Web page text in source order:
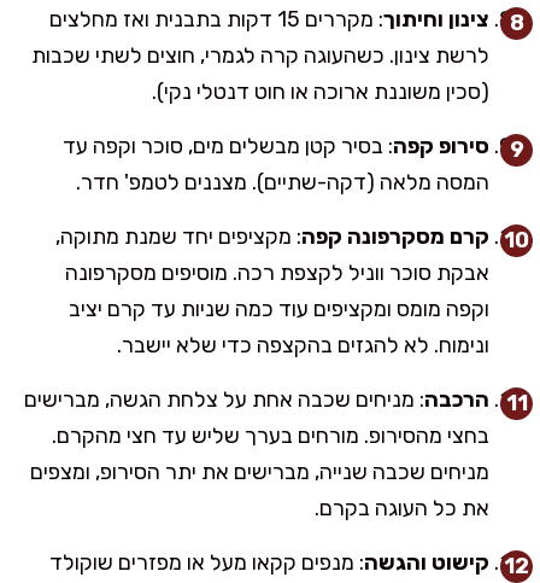
צינון וחיתוך
: מקררים 15 דקות בתבנית ואז מחלצים
לרשת צינון. כשהעוגה קרה לגמרי, חוצים לשתי שכבות
(סכין משוננת ארוכה או חוט דנטלי נקי).
סירופ קפה: בסיר קטן מבשלים מים, סוכר וקפה עד
המסה מלאה (דקה-שתיים). מצננים לטמפ' חדר.
קרם מסקרפונה קפה: מקציפים יחד שמנת מתוקה,
אבקת סוכר ווניל לקצפת רכה. מוסיפים מסקרפונה
וקפה מומס ומקציפים עוד כמה שניות עד קרם יציב
ונימוח. לא להגזים בהקצפה כדי שלא יישבר.
הרכבה: מניחים שכבה אחת על צלחת הגשה, מברישים
בחצי מהסירופ. מורחים בערך שליש עד חצי מהקרם.
מניחים שכבה שנייה, מברישים את יתר הסירופ, ומצפים
את כל העוגה בקרם.
קישוט והגשה: מנפים קקאו מעל או מפזרים שוקולד